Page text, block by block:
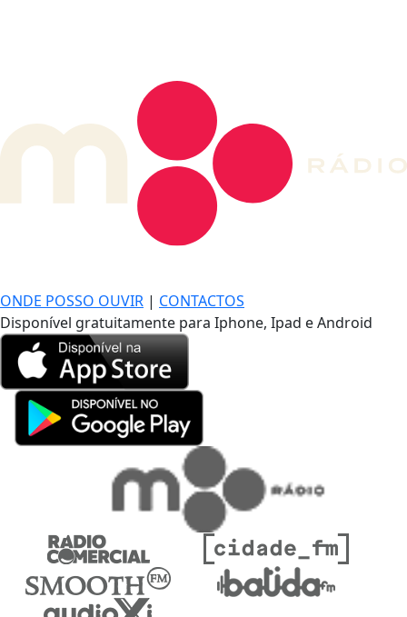
ONDE POSSO OUVIR | CONTACTOS
Disponível gratuitamente para Iphone, Ipad e Android